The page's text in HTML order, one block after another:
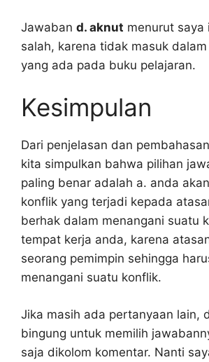
Jawaban d. aknut menurut saya
salah, karena tidak masuk
yang ada pada buku pelajaran.
Kesimpulan
Dari penjelasan dan
kita simpulkan bahwa pilihan
paling benar adalah a. anda
konflik yang terjadi kepada
berhak dalam menangani suatu
tempat kerja anda, karena
seorang pemimpin sehingga
menangani suatu konflik.
Jika masih ada pertanyaan lain,
bingung untuk memilih
saja dikolom komentar. Nanti